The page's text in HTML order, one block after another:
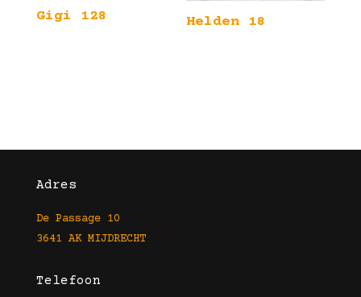
Gigi 128
Helden 18
Adres
De Passage 10
3641 AK MIJDRECHT
Telefoon